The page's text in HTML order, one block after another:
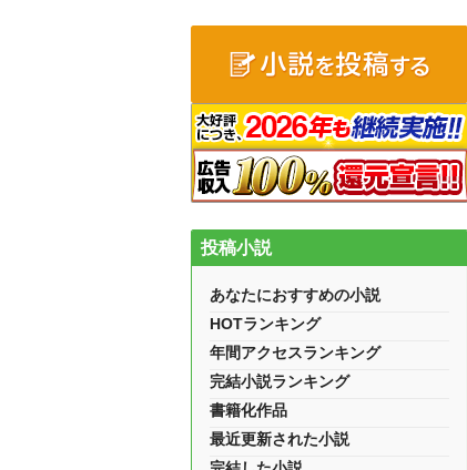
投稿小説
あなたにおすすめの小説
HOTランキング
年間アクセスランキング
完結小説ランキング
書籍化作品
最近更新された小説